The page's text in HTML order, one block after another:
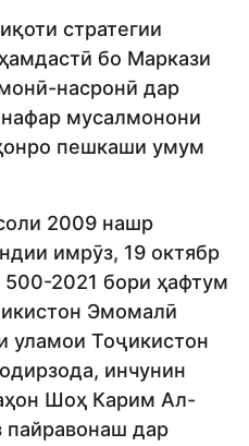
стратегии
бо Маркази
насронӣ дар
мусалмонони
пешкаши умум
2009 нашр
имрӯз, 19 октябр
2021 бори ҳафтум
Эмомалӣ
уламои Тоҷикистон
инчунин
Шоҳ Карим Ал-
пайравонаш дар